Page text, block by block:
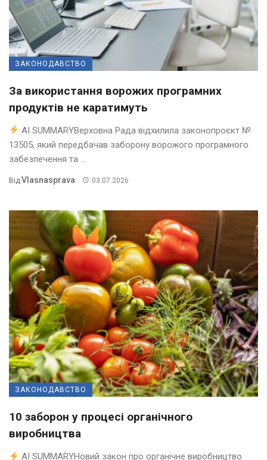
ЗАКОНОДАВСТВО
За використання ворожих програмних
продуктів не каратимуть
AI SUMMARYВерховна Рада відхилила законопроєкт №
13505, який передбачав заборону ворожого програмного
забезпечення та ...
Від Vlasnasprava 03.07.2026
ЗАКОНОДАВСТВО
10 заборон у процесі органічного
виробництва
AI SUMMARYНовий закон про органічне виробництво